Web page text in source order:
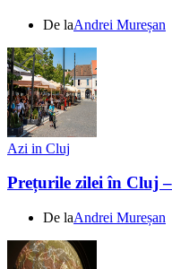
De laAndrei Mureșan
Azi in Cluj
Prețurile zilei în Cluj
De laAndrei Mureșan